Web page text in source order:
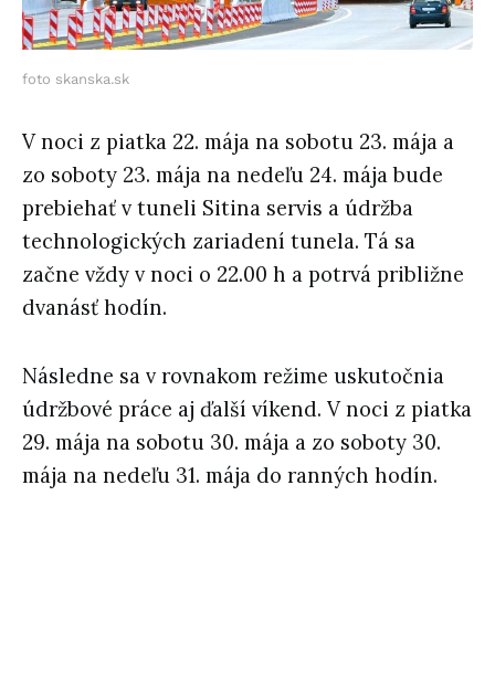
foto skanska.sk
V noci z piatka 22. mája na sobotu 23. mája a
zo soboty 23. mája na nedeľu 24. mája bude
prebiehať v tuneli Sitina servis a údržba
technologických zariadení tunela. Tá sa
začne vždy v noci o 22.00 h a potrvá približne
dvanásť hodín.
Následne sa v rovnakom režime uskutočnia
údržbové práce aj ďalší víkend. V noci z piatka
29. mája na sobotu 30. mája a zo soboty 30.
mája na nedeľu 31. mája do ranných hodín.